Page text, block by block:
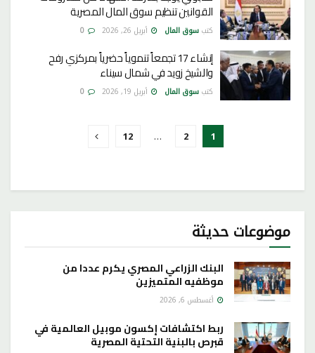
القوانين تنظيم سوق المال المصرية
كتب سوق المال أبريل 26, 2026
إنشاء 17 تجمعاً تنموياً حضرياً بمركزي رفح
والشيخ زويد في شمال سيناء
كتب سوق المال أبريل 19, 2026
1
2
…
12
موضوعات حديثة
البنك الزراعي المصري يكرم عددا من
موظفيه المتميزين
أغسطس 6, 2026
ربط اكتشافات إكسون موبيل العالمية في
قبرص بالبنية التحتية المصرية